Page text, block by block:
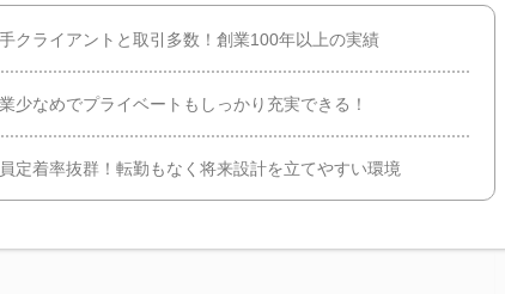
クライアントと取引多数！創業100年以上の実績
少なめでプライベートもしっかり充実できる！
定着率抜群！転勤もなく将来設計を立てやすい環境